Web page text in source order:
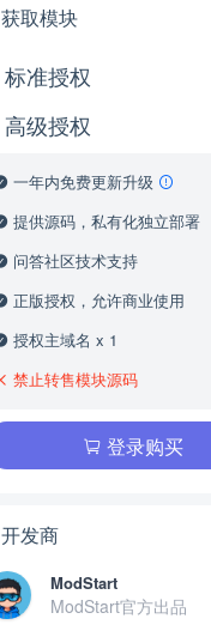
获取模块
标准授权
高级授权
一年内免费更新升级
提供源码，私有化独立部署
问答社区技术支持
正版授权，允许商业使用
授权主域名 x 1
禁止转售模块源码
登录购买
开发商
ModStart
ModStart官方出品